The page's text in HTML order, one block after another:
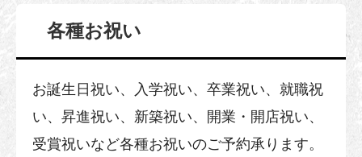
各種お祝い
お誕生日祝い、入学祝い、卒業祝い、就職祝
い、昇進祝い、新築祝い、開業・開店祝い、
受賞祝いなど各種お祝いのご予約承ります。